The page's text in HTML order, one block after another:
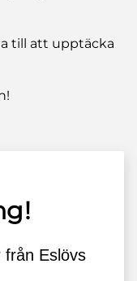
till att upptäcka
från Eslövs